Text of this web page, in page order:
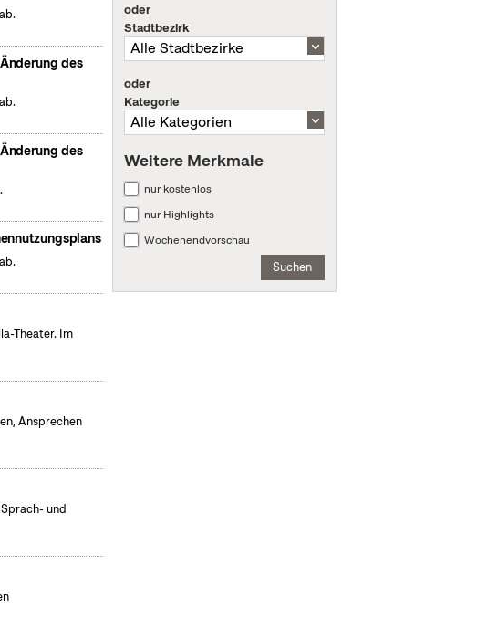
des
des
Theater. Im
Ansprechen
und
oder
Stadtbezirk
oder
Kategorie
Weitere Merkmale
nur kostenlos
nur Highlights
Wochenendvorschau
Suchen